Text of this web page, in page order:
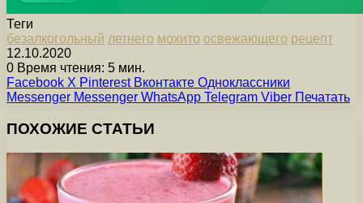
Теги
безалкогольный летнего мохито освежающего рецепт
12.10.2020
0 Время чтения: 5 мин.
Facebook X Pinterest Вконтакте Одноклассники
Messenger Messenger WhatsApp Telegram Viber Печатать
ПОХОЖИЕ СТАТЬИ